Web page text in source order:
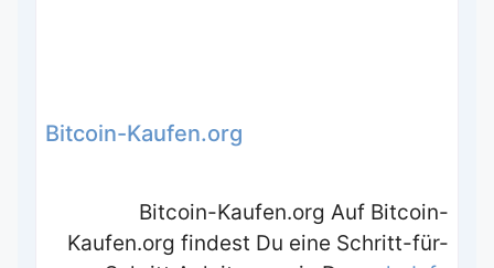
Bitcoin-Kaufen.org
Bitcoin-Kaufen.org Auf Bitcoin-
Kaufen.org findest Du eine Schritt-für-